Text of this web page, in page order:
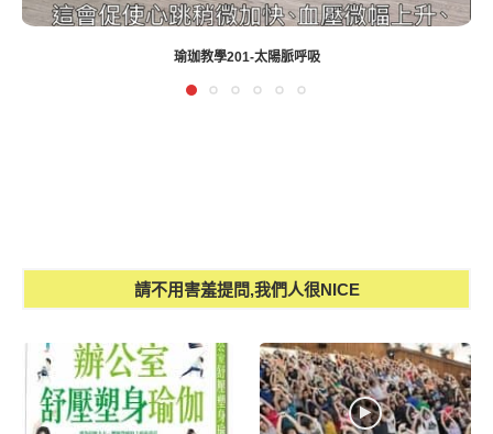
瑜珈教學201-太陽脈呼吸
請不用害羞提問,我們人很NICE